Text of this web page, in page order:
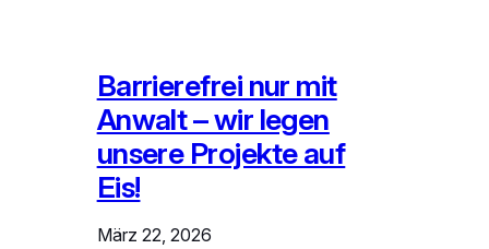
Barrierefrei nur mit
Anwalt – wir legen
unsere Projekte auf
Eis!
März 22, 2026